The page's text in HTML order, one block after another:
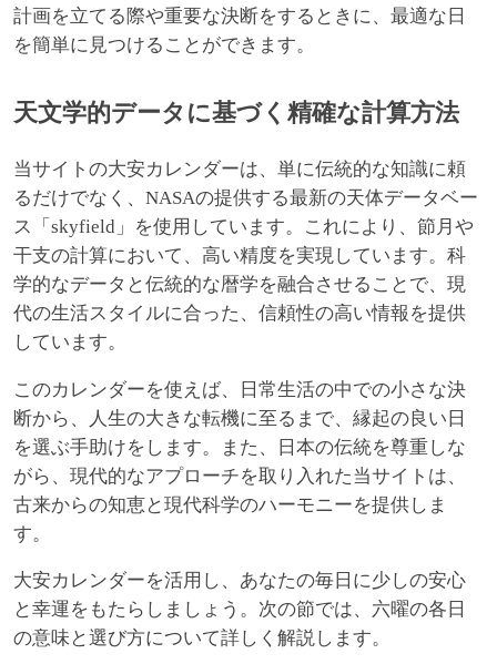
計画を立てる際や重要な決断をするときに、最適な日
を簡単に見つけることができます。
天文学的データに基づく精確な計算方法
当サイトの大安カレンダーは、単に伝統的な知識に頼
るだけでなく、NASAの提供する最新の天体データベー
ス「skyfield」を使用しています。これにより、節月や
干支の計算において、高い精度を実現しています。科
学的なデータと伝統的な暦学を融合させることで、現
代の生活スタイルに合った、信頼性の高い情報を提供
しています。
このカレンダーを使えば、日常生活の中での小さな決
断から、人生の大きな転機に至るまで、縁起の良い日
を選ぶ手助けをします。また、日本の伝統を尊重しな
がら、現代的なアプローチを取り入れた当サイトは、
古来からの知恵と現代科学のハーモニーを提供しま
す。
大安カレンダーを活用し、あなたの毎日に少しの安心
と幸運をもたらしましょう。次の節では、六曜の各日
の意味と選び方について詳しく解説します。